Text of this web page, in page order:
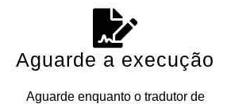
Aguarde a execução
Aguarde enquanto o tradutor de